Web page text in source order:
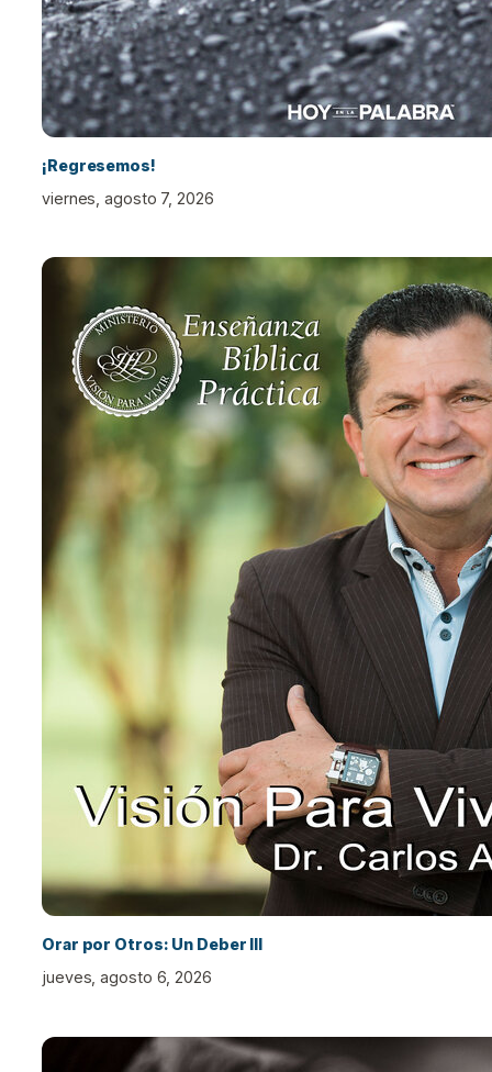
¡Regresemos!
viernes, agosto 7, 2026
Orar por Otros: Un Deber III
jueves, agosto 6, 2026